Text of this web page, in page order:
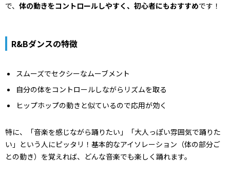
で、 体の動きをコントロールしやすく、初心者にもおすすめです！
R&Bダンスの特徴
スムーズでセクシーなムーブメント
自分の体をコントロールしながらリズムを取る
ヒップホップの動きと似ているので応用が効く
特に、「音楽を感じながら踊りたい」「大人っぽい雰囲気で踊りた
い」という人にピッタリ！基本的なアイソレーション（体の部分ご
との動き）を覚えれば、どんな音楽でも楽しく踊れます。